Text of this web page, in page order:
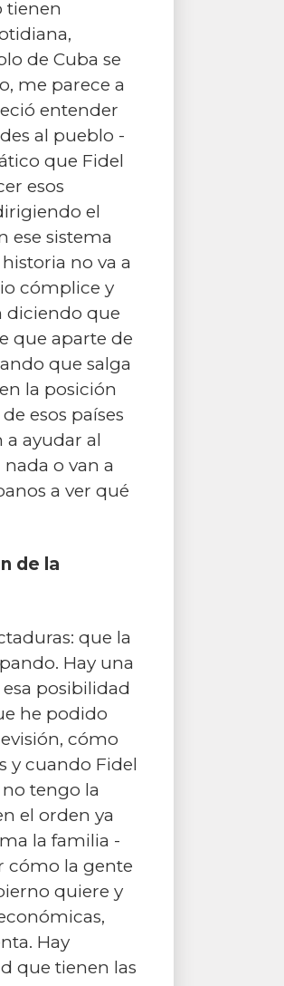
tienen
de Cuba se
me parece a
entender
al pueblo -
que Fidel
esos
el
ese sistema
no va a
cómplice y
diciendo que
que aparte de
que salga
la posición
esos países
a ayudar al
o van a
a ver qué
de la
que la
Hay una
posibilidad
he podido
cómo
y cuando Fidel
tengo la
el orden ya
la familia -
cómo la gente
quiere y
Hay
que tienen las